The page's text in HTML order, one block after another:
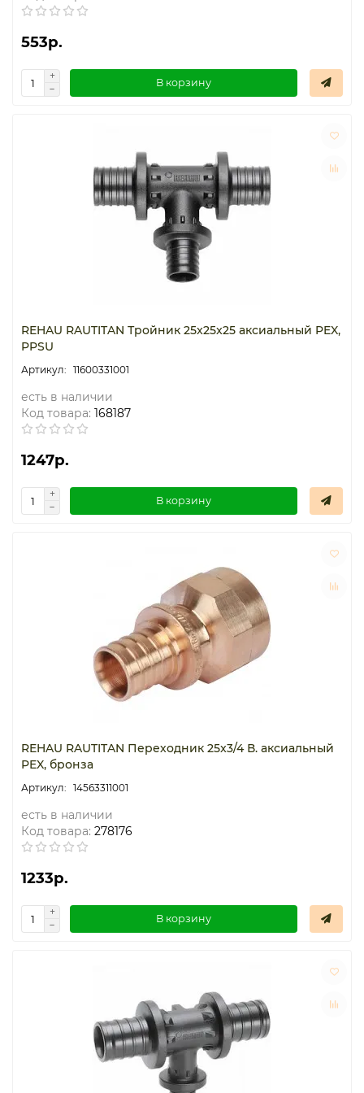
Термостаты накладные
Щиты распределительные
553р.
В корзину
REHAU RAUTITAN Тройник 25x25x25 аксиальный PEX,
PPSU
11600331001
есть в наличии
Код товара: 168187
1247р.
В корзину
REHAU RAUTITAN Переходник 25x3/4 В. аксиальный
PEX, бронза
14563311001
есть в наличии
Код товара: 278176
1233р.
В корзину